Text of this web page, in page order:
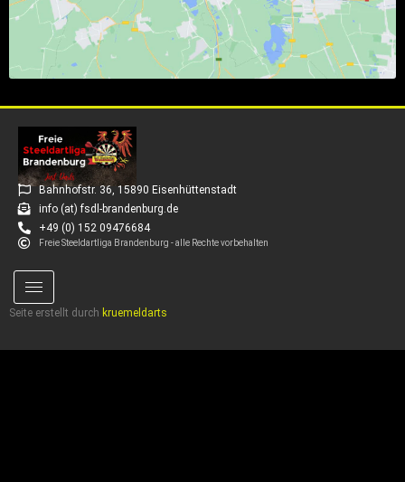
Bahnhofstr. 36, 15890 Eisenhüttenstadt
info (at) fsdl-brandenburg.de
+49 (0) 152 09476684
Freie Steeldartliga Brandenburg - alle Rechte vorbehalten
Seite erstellt durch kruemeldarts